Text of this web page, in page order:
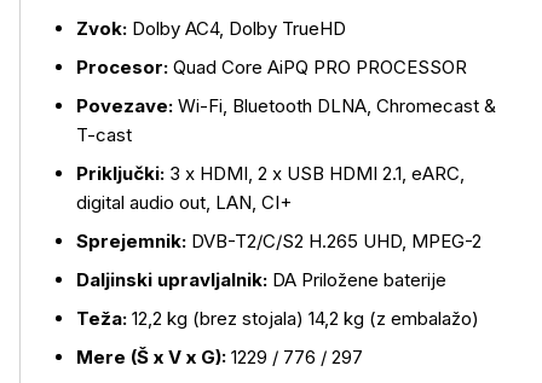
Zvok: Dolby AC4, Dolby TrueHD
Procesor: Quad Core AiPQ PRO PROCESSOR
Povezave: Wi-Fi, Bluetooth DLNA, Chromecast &
T-cast
Priključki: 3 x HDMI, 2 x USB HDMI 2.1, eARC,
digital audio out, LAN, CI+
Sprejemnik: DVB-T2/C/S2 H.265 UHD, MPEG-2
Daljinski upravljalnik: DA Priložene baterije
Teža: 12,2 kg (brez stojala) 14,2 kg (z embalažo)
Mere (Š x V x G): 1229 / 776 / 297